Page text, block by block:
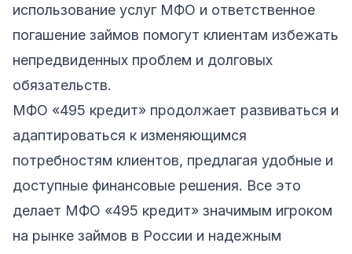
использование услуг МФО и ответственное
погашение займов помогут клиентам избежать
непредвиденных проблем и долговых
обязательств.
МФО «495 кредит» продолжает развиваться и
адаптироваться к изменяющимся
потребностям клиентов, предлагая удобные и
доступные финансовые решения. Все это
делает МФО «495 кредит» значимым игроком
на рынке займов в России и надежным